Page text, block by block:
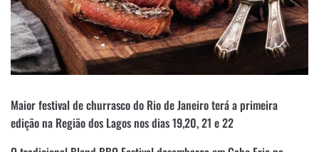
Maior festival de churrasco do Rio de Janeiro terá a primeira
edição na Região dos Lagos nos dias 19,20, 21 e 22